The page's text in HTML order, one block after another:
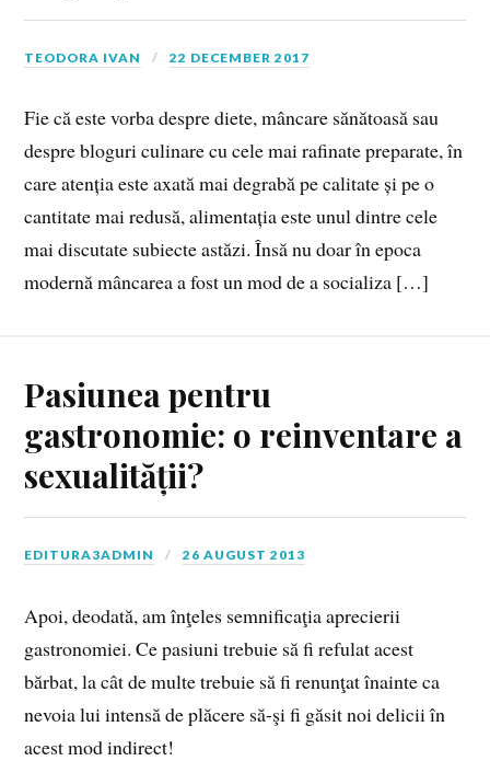
TEODORA IVAN 22 DECEMBER 2017
Fie că este vorba despre diete, mâncare sănătoasă sau
despre bloguri culinare cu cele mai rafinate preparate, în
care atenția este axată mai degrabă pe calitate și pe o
cantitate mai redusă, alimentația este unul dintre cele
mai discutate subiecte astăzi. Însă nu doar în epoca
modernă mâncarea a fost un mod de a socializa […]
Pasiunea pentru
gastronomie: o reinventare a
sexualității?
EDITURA3ADMIN 26 AUGUST 2013
Apoi, deodată, am înţeles semnificaţia aprecierii
gastronomiei. Ce pasiuni trebuie să fi refulat acest
bărbat, la cât de multe trebuie să fi renunţat înainte ca
nevoia lui intensă de plăcere să-şi fi găsit noi delicii în
acest mod indirect!